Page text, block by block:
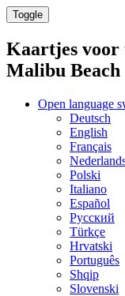
Toggle
Kaartjes voor
Malibu Beach
Open language
Deutsch
English
Français
Polski
Italiano
Español
Русский
Türkçe
Hrvatski
Português
Shqip
Slovenski